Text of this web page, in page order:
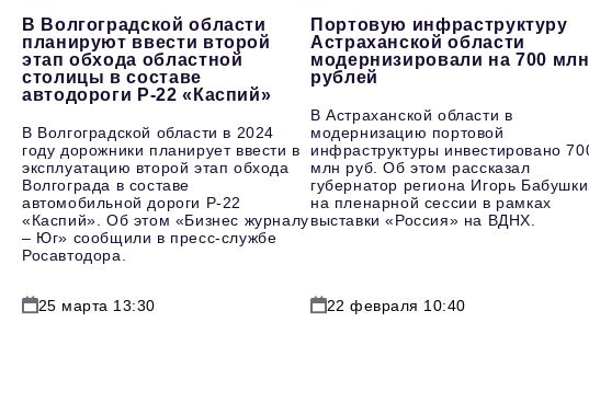
В Волгоградской области
планируют ввести второй
этап обхода областной
столицы в составе
автодороги Р-22 «Каспий»
В Волгоградской области в 2024
году дорожники планирует ввести в
эксплуатацию второй этап обхода
Волгограда в составе
автомобильной дороги Р-22
«Каспий». Об этом «Бизнес журналу
– Юг» сообщили в пресс-службе
Росавтодора.
25 марта 13:30
Портовую инфраструктуру
Астраханской области
модернизировали на 700 млн
рублей
В Астраханской области в
модернизацию портовой
инфраструктуры инвестировано
млн руб. Об этом рассказал
губернатор региона Игорь
на пленарной сессии в рамках
выставки «Россия» на ВДНХ.
22 февраля 10:40